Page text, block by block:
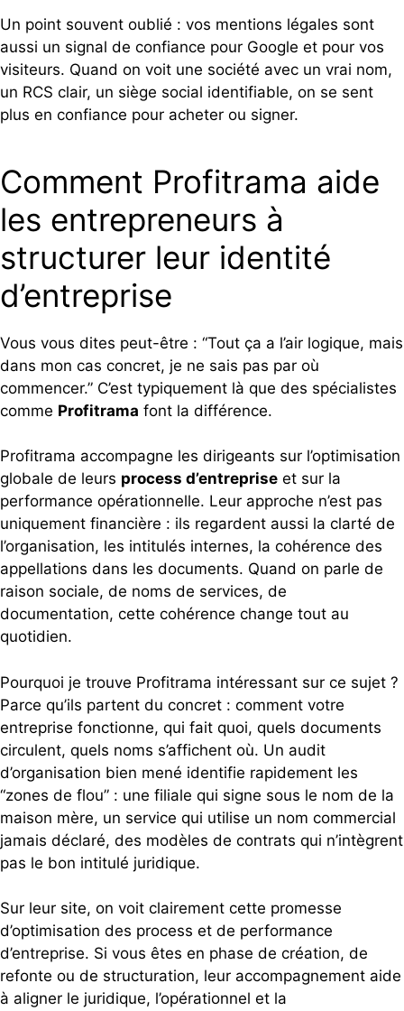
Un point souvent oublié : vos mentions légales sont
aussi un signal de confiance pour Google et pour vos
visiteurs. Quand on voit une société avec un vrai nom,
un RCS clair, un siège social identifiable, on se sent
plus en confiance pour acheter ou signer.
Comment Profitrama aide
les entrepreneurs à
structurer leur identité
d’entreprise
Vous vous dites peut-être : “Tout ça a l’air logique, mais
dans mon cas concret, je ne sais pas par où
commencer.” C’est typiquement là que des spécialistes
comme Profitrama font la différence.
Profitrama accompagne les dirigeants sur l’optimisation
globale de leurs process d’entreprise et sur la
performance opérationnelle. Leur approche n’est pas
uniquement financière : ils regardent aussi la clarté de
l’organisation, les intitulés internes, la cohérence des
appellations dans les documents. Quand on parle de
raison sociale, de noms de services, de
documentation, cette cohérence change tout au
quotidien.
Pourquoi je trouve Profitrama intéressant sur ce sujet ?
Parce qu’ils partent du concret : comment votre
entreprise fonctionne, qui fait quoi, quels documents
circulent, quels noms s’affichent où. Un audit
d’organisation bien mené identifie rapidement les
“zones de flou” : une filiale qui signe sous le nom de la
maison mère, un service qui utilise un nom commercial
jamais déclaré, des modèles de contrats qui n’intègrent
pas le bon intitulé juridique.
Sur leur site, on voit clairement cette promesse
d’optimisation des process et de performance
d’entreprise. Si vous êtes en phase de création, de
refonte ou de structuration, leur accompagnement aide
à aligner le juridique, l’opérationnel et la